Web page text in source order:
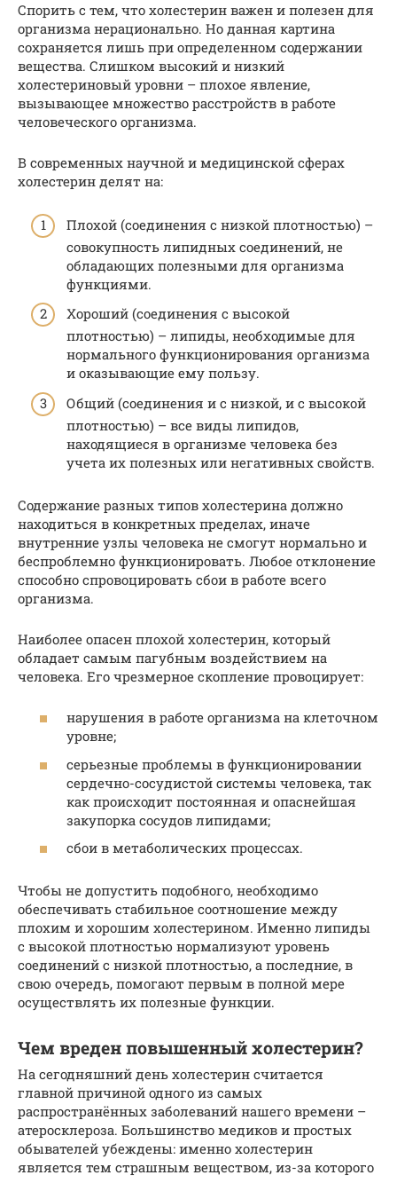
Спорить с тем, что холестерин важен и полезен для
организма нерационально. Но данная картина
сохраняется лишь при определенном содержании
вещества. Слишком высокий и низкий
холестериновый уровни – плохое явление,
вызывающее множество расстройств в работе
человеческого организма.
В современных научной и медицинской сферах
холестерин делят на:
Плохой (соединения с низкой плотностью) –
совокупность липидных соединений, не
обладающих полезными для организма
функциями.
Хороший (соединения с высокой
плотностью) – липиды, необходимые для
нормального функционирования организма
и оказывающие ему пользу.
Общий (соединения и с низкой, и с высокой
плотностью) – все виды липидов,
находящиеся в организме человека без
учета их полезных или негативных свойств.
Содержание разных типов холестерина должно
находиться в конкретных пределах, иначе
внутренние узлы человека не смогут нормально и
беспроблемно функционировать. Любое отклонение
способно спровоцировать сбои в работе всего
организма.
Наиболее опасен плохой холестерин, который
обладает самым пагубным воздействием на
человека. Его чрезмерное скопление провоцирует:
нарушения в работе организма на клеточном
уровне;
серьезные проблемы в функционировании
сердечно-сосудистой системы человека, так
как происходит постоянная и опаснейшая
закупорка сосудов липидами;
сбои в метаболических процессах.
Чтобы не допустить подобного, необходимо
обеспечивать стабильное соотношение между
плохим и хорошим холестерином. Именно липиды
с высокой плотностью нормализуют уровень
соединений с низкой плотностью, а последние, в
свою очередь, помогают первым в полной мере
осуществлять их полезные функции.
Чем вреден повышенный холестерин?
На сегодняшний день холестерин считается
главной причиной одного из самых
распространённых заболеваний нашего времени –
атеросклероза. Большинство медиков и простых
обывателей убеждены: именно холестерин
является тем страшным веществом, из-за которого